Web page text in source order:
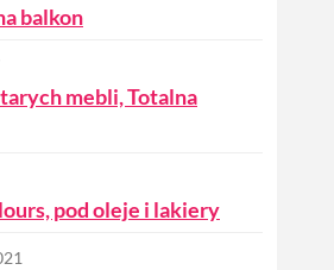
balkon
mebli, Totalna
pod oleje i lakiery